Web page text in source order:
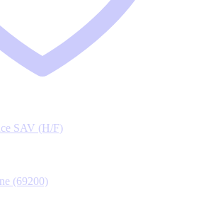
SAV (H/F)
(69200)